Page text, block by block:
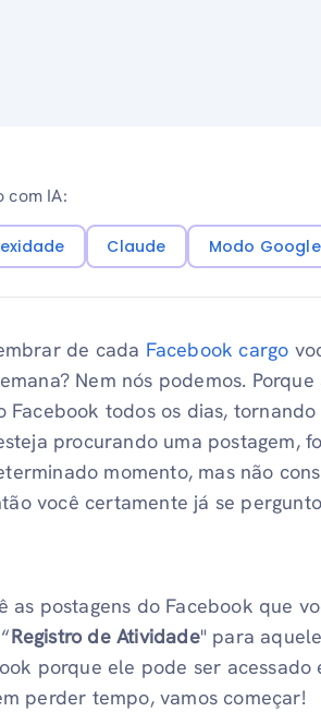
com IA:
Claude Modo
de cada Facebook cargo
Nem nós podemos.
Facebook todos os dias,
procurando uma postagem,
momento, mas não
você certamente já se
as postagens do Facebook que
Registro de Atividade" para
porque ele pode ser
perder tempo, vamos começar!